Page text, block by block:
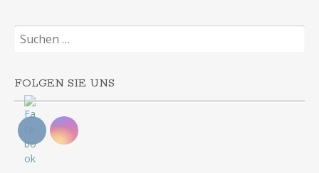
Suchen
nach:
FOLGEN SIE UNS